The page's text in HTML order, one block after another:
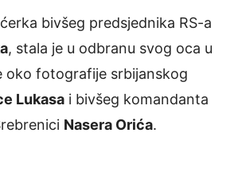
bivšeg predsjednika RS-a
, stala je u odbranu svog oca u
oko fotografije srbijanskog
Lukasa i bivšeg komandanta
Nasera Orića.